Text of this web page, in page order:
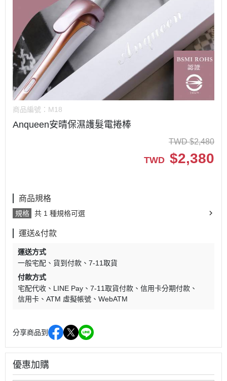
商品編號： M18
Anqueen安晴保濕護髮電捲棒
TWD $2,480
TWD $2,380
商品規格
規格 共 1 種規格可選
運送&付款
運送方式
一般宅配
貨到付款
7-11取貨
付款方式
宅配代收
LINE Pay 7-11取貨付款
信用卡分期付款
信用卡
ATM 虛擬帳號 WebATM
分享商品到
優惠加購